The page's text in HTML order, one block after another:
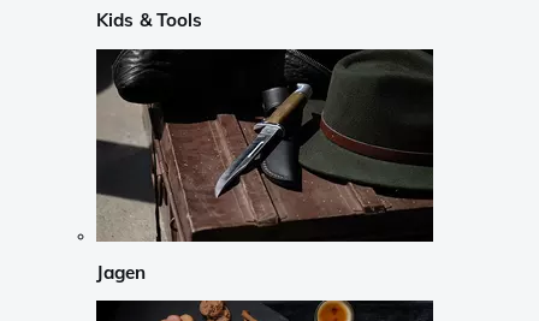
Kids & Tools
Jagen